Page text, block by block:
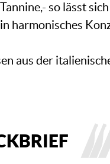
so lässt
harmonisches
aus der